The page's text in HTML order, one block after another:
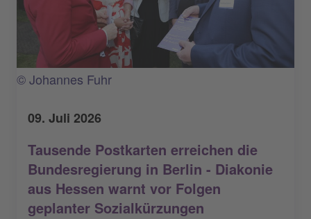
© Johannes Fuhr
09. Juli 2026
Tausende Postkarten erreichen die
Bundesregierung in Berlin - Diakonie
aus Hessen warnt vor Folgen
geplanter Sozialkürzungen